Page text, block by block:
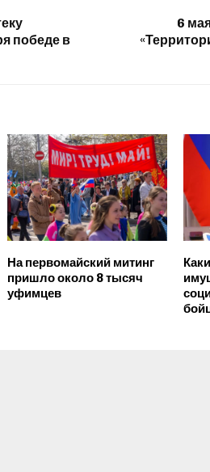
победе в
6
На первомайский митинг
пришло около 8 тысяч
уфимцев